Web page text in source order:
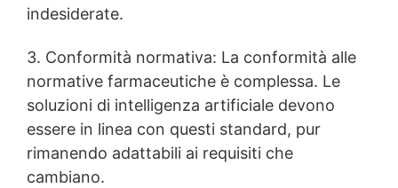
indesiderate.
3. Conformità normativa: La conformità alle
normative farmaceutiche è complessa. Le
soluzioni di intelligenza artificiale devono
essere in linea con questi standard, pur
rimanendo adattabili ai requisiti che
cambiano.